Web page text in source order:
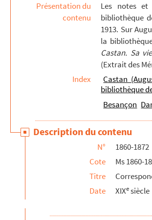
Présentation du
contenu
Les notes
bibliothèque
1913. Sur
la
Castan. Sa
(Extrait des
Index
Castan
bibliothèque
Besançon
Description du contenu
N°
1860-1872
Cote
Ms 1860-
Titre
Date
XIXesiècle